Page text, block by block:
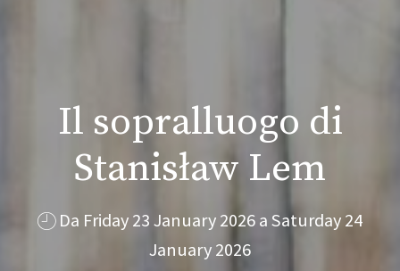
Il sopralluogo di
Stanisław Lem
Da Friday 23 January 2026 a Saturday 24
January 2026